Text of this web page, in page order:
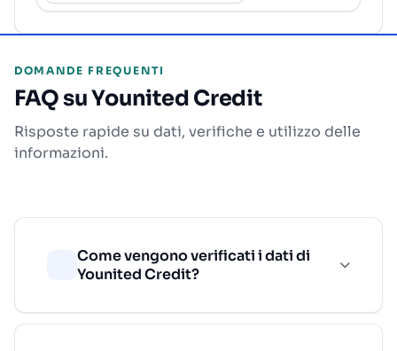
DOMANDE FREQUENTI
FAQ su Younited Credit
Risposte rapide su dati, verifiche e utilizzo delle
informazioni.
Come vengono verificati i dati di
Younited Credit?